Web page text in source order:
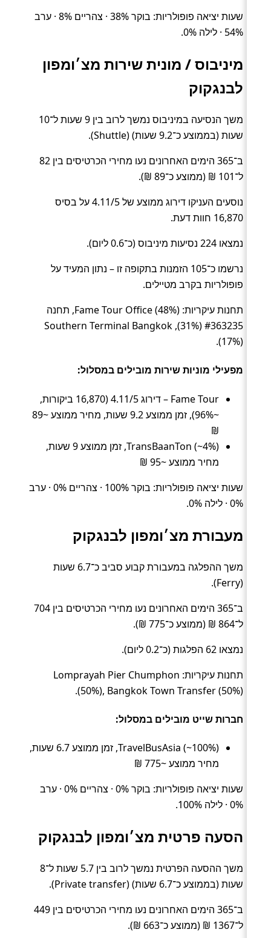
שעות יציאה פופולריות: בוקר 38% · צהריים 8% · ערב
54% · לילה 0%.
מיניבוס / מונית שירות מצ׳ומפון
לבנגקוק
משך הנסיעה במיניבוס נמשך לרוב בין 9 שעות ל־10
שעות (בממוצע כ־9.2 שעות) (Shuttle).
ב־365 הימים האחרונים נעו מחירי הכרטיסים בין 82
ל־101 ₪ (ממוצע כ־89 ₪).
נוסעים העניקו דירוג ממוצע של 4.11/5 על בסיס
16,870 חוות דעת.
נמצאו 224 נסיעות מיניבוס (כ־0.6 ליום).
נרשמו כ־105 הזמנות בתקופה זו – נתון המעיד על
פופולריות בקרב מטיילים.
תחנות עיקריות: Fame Tour Office (48%), תחנה
#363235 (31%), Southern Terminal Bangkok
(17%).
מפעילי מוניות שירות מובילים במסלול:
Fame Tour – דירוג 4.11/5 (16,870 ביקורות,
~96%), זמן ממוצע 9.2 שעות, מחיר ממוצע ~89
₪
TransBaanTon (~4%), זמן ממוצע 9 שעות,
מחיר ממוצע ~95 ₪
שעות יציאה פופולריות: בוקר 100% · צהריים 0% · ערב
0% · לילה 0%.
מעבורת מצ׳ומפון לבנגקוק
משך ההפלגה במעבורת קבוע סביב כ־6.7 שעות
(Ferry).
ב־365 הימים האחרונים נעו מחירי הכרטיסים בין 704
ל־864 ₪ (ממוצע כ־775 ₪).
נמצאו 62 הפלגות (כ־0.2 ליום).
תחנות עיקריות: Lomprayah Pier Chumphon
(50%), Bangkok Town Transfer (50%).
חברות שייט מובילים במסלול:
TravelBusAsia (~100%), זמן ממוצע 6.7 שעות,
מחיר ממוצע ~775 ₪
שעות יציאה פופולריות: בוקר 0% · צהריים 0% · ערב
0% · לילה 100%.
הסעה פרטית מצ׳ומפון לבנגקוק
משך ההסעה הפרטית נמשך לרוב בין 5.7 שעות ל־8
שעות (בממוצע כ־6.7 שעות) (Private transfer).
ב־365 הימים האחרונים נעו מחירי הכרטיסים בין 449
ל־1367 ₪ (ממוצע כ־663 ₪).